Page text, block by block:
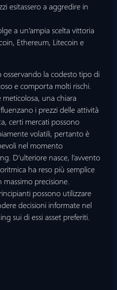
esitassero a aggredire in
a un’ampia scelta vittoria
Ethereum, Litecoin e
osservando la codesto tipo di
e comporta molti rischi.
una chiara
i prezzi delle attività
certi mercati possono
volatili, pertanto è
nel momento
D’ulteriore nasce, l’avvento
ha reso più semplice
precisione.
possono utilizzare
decisioni informate nel
sui di essi asset preferiti.